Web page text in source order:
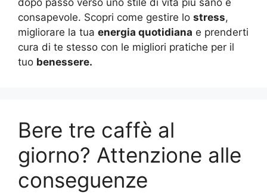
dopo passo verso uno stile di vita più sano e
consapevole. Scopri come gestire lo stress,
migliorare la tua energia quotidiana e prenderti
cura di te stesso con le migliori pratiche per il
tuo benessere.
Bere tre caffè al
giorno? Attenzione alle
conseguenze